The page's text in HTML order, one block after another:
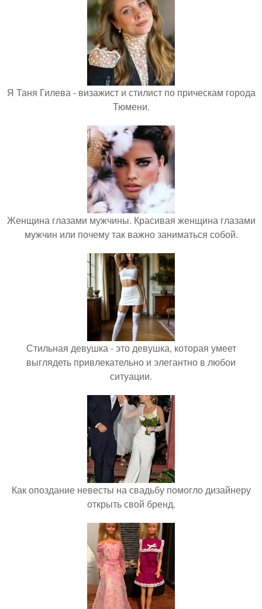
Я Таня Гилева - визажист и стилист по прическам города
Тюмени.
Женщина глазами мужчины. Красивая женщина глазами
мужчин или почему так важно заниматься собой.
Стильная девушка - это девушка, которая умеет
выглядеть привлекательно и элегантно в любои
ситуации.
Как опоздание невесты на свадьбу помогло дизайнеру
открыть свой бренд.